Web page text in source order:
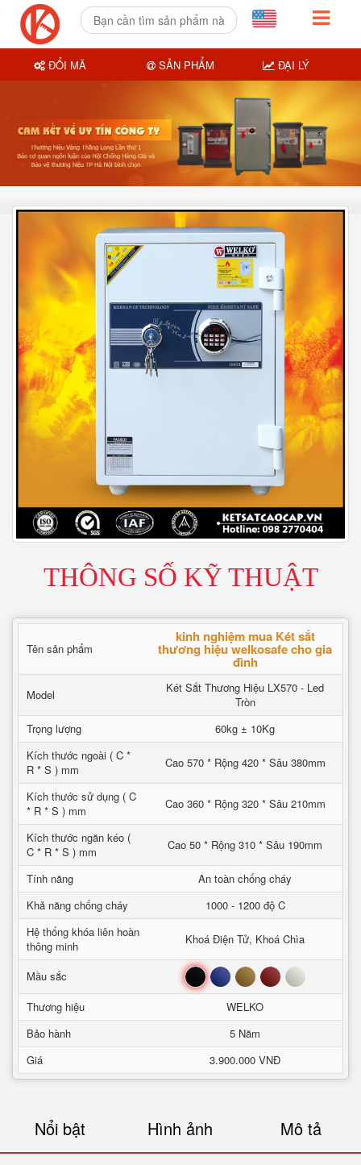
THÔNG SỐ KỸ THUẬT
Tên sản phẩm
kinh nghiệm mua Két sắt
thương hiệu welkosafe cho gia
đình
Model
Két Sắt Thương Hiệu LX570 - Led
Tròn
Trọng lượng
60kg ± 10Kg
Kích thước ngoài ( C *
R * S ) mm
Cao 570 * Rộng 420 * Sâu 380mm
Kích thước sử dụng ( C
* R * S ) mm
Cao 360 * Rộng 320 * Sâu 210mm
Kích thước ngăn kéo (
C * R * S ) mm
Cao 50 * Rộng 310 * Sâu 190mm
Tính năng
An toàn chống cháy
Khả năng chống cháy
1000 - 1200 độ C
Hệ thống khóa liên hoàn
thông minh
Khoá Điện Tử, Khoá Chìa
Mầu sắc Đen Xanh Nâu Đỏ Trắng
Thương hiệu
WELKO
Bảo hành
5 Năm
Giá
3.900.000 VNĐ
Nổi bật Hình ảnh Mô tả
ĐỔI MÃ SẢN PHẨM ĐẠI LÝ